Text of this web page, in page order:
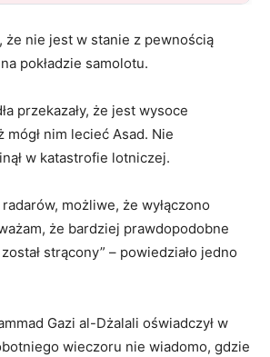
że nie jest w stanie z pewnością
pokładzie samolotu.
przekazały, że jest wysoce
nim lecieć Asad. Nie
w katastrofie lotniczej.
radarów, możliwe, że wyłączono
że bardziej prawdopodobne
strącony” – powiedziało jedno
Gazi al-Dżalali oświadczył w
wieczoru nie wiadomo, gdzie